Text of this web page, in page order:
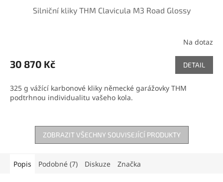
Silniční kliky THM Clavicula M3 Road Glossy
Na dotaz
30 870 Kč DETAIL
325 g vážící karbonové kliky německé garážovky THM
podtrhnou individualitu vašeho kola.
ZOBRAZIT VŠECHNY SOUVISEJÍCÍ PRODUKTY
Popis Podobné (7) Diskuze Značka